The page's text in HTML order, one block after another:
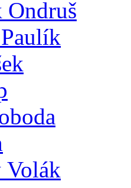
Ondruš
Volák